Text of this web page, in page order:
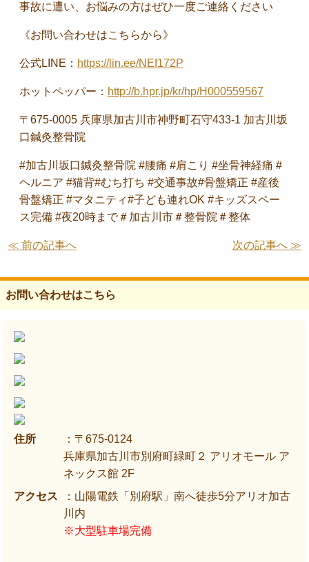
事故に遭い、お悩みの方はぜひ一度ご連絡ください
《お問い合わせはこちらから》
公式LINE： https://lin.ee/NEf172P
ホットペッパー： http://b.hpr.jp/kr/hp/H000559567
〒675‐0005 兵庫県加古川市神野町石守433‐1 加古川坂
口鍼灸整骨院
#加古川坂口鍼灸整骨院 #腰痛 #肩こり #坐骨神経痛 #
ヘルニア #猫背#むち打ち #交通事故#骨盤矯正 #産後
骨盤矯正 #マタニティ#子ども連れOK #キッズスペー
ス完備 #夜20時まで＃加古川市＃整骨院＃整体
≪ 前の記事へ 次の記事へ ≫
お問い合わせはこちら
住所
：〒675-0124
兵庫県加古川市別府町緑町２ アリオモール ア
ネックス館 2F
アクセス
：山陽電鉄「別府駅」南へ徒歩5分アリオ加古
川内
※大型駐車場完備